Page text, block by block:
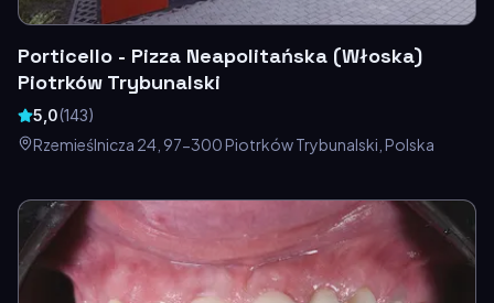
Porticello - Pizza Neapolitańska (Włoska)
Piotrków Trybunalski
5,0(143)
Rzemieślnicza 24, 97-300 Piotrków Trybunalski, Polska